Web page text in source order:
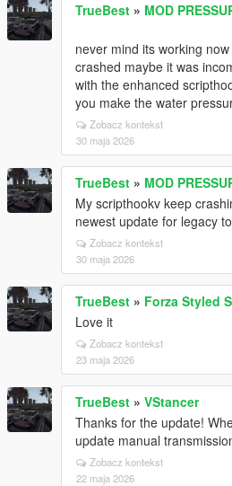
TrueBest » MOD
never mind its working
crashed maybe it was
with the enhanced
you make the water
Zobacz kontekst
30 maja 2026
TrueBest » MOD
My scripthookv keep
newest update for legacy to
Zobacz kontekst
30 maja 2026
TrueBest » Forza Styled
Love it
Zobacz kontekst
23 maja 2026
TrueBest » VStancer
Thanks for the update!
update manual
Zobacz kontekst
22 maja 2026